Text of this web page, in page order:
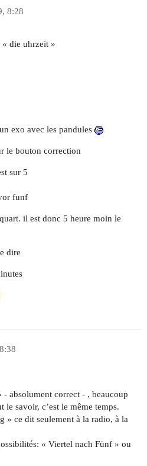
8:28
« die uhrzeit »
exo avec les pandules
le bouton correction
sur 5
funf
il est donc 5 heure moin le
dire
absolument correct - , beaucoup
savoir, c’est le même temps.
» ce dit seulement à la radio, à la
« Viertel nach Fünf » ou